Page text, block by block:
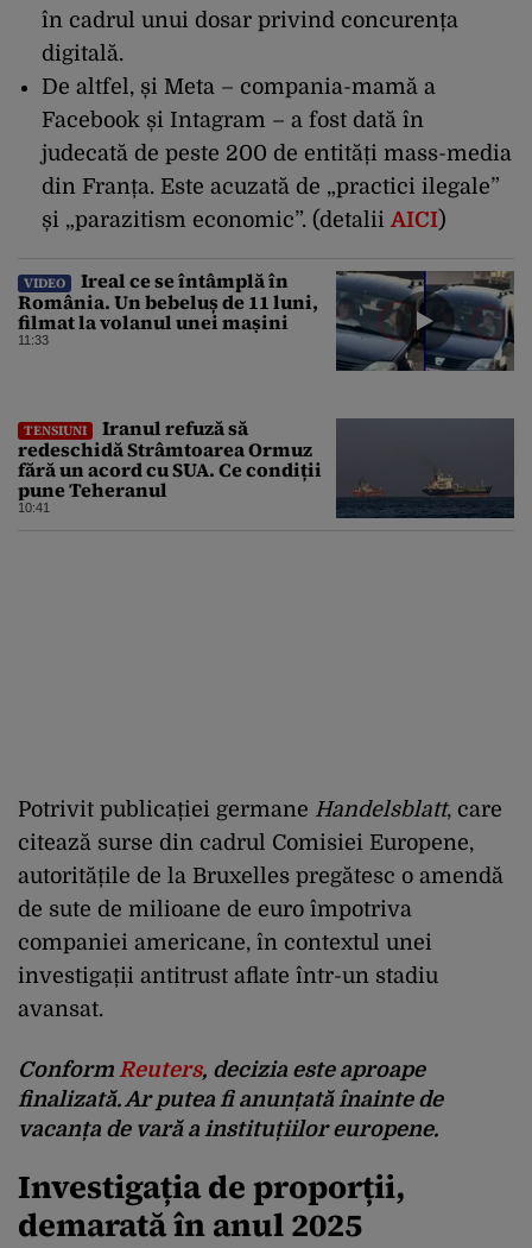
în cadrul unui dosar privind concurența
digitală.
De altfel, și Meta – compania-mamă a
Facebook și Intagram – a fost dată în
judecată de peste 200 de entități mass-media
din Franța. Este acuzată de „practici ilegale”
și „parazitism economic”. (detalii AICI)
VIDEO
Ireal ce se întâmplă în
România. Un bebeluș de 11 luni,
filmat la volanul unei mașini
11:33
TENSIUNI
Iranul refuză să
redeschidă Strâmtoarea Ormuz
fără un acord cu SUA. Ce condiții
pune Teheranul
10:41
Potrivit publicației germane Handelsblatt, care
citează surse din cadrul Comisiei Europene,
autoritățile de la Bruxelles pregătesc o amendă
de sute de milioane de euro împotriva
companiei americane, în contextul unei
investigații antitrust aflate într-un stadiu
avansat.
Conform Reuters, decizia este aproape
finalizată. Ar putea fi anunțată înainte de
vacanța de vară a instituțiilor europene.
Investigația de proporții,
demarată în anul 2025